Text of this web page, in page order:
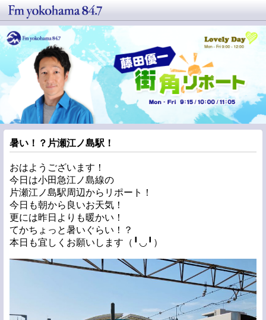
暑い！？片瀬江ノ島駅！
おはようございます！
今日は小田急江ノ島線の
片瀬江ノ島駅周辺からリポート！
今日も朝から良いお天気！
更には昨日よりも暖かい！
てかちょっと暑いぐらい！？
本日も宜しくお願いします（╹◡╹）